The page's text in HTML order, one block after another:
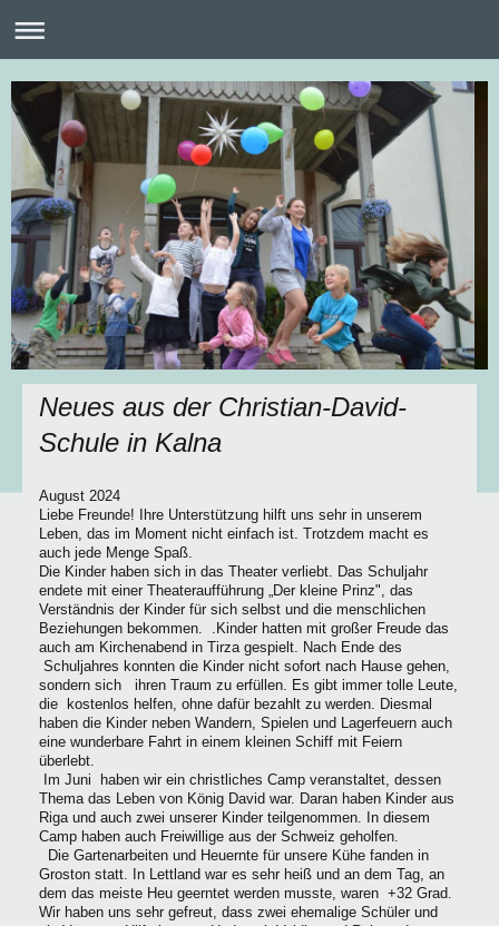
Neues aus der Christian-David-
Schule in Kalna
August 2024
Liebe Freunde! Ihre Unterstützung hilft uns sehr in unserem
Leben, das im Moment nicht einfach ist. Trotzdem macht es
auch jede Menge Spaß.
Die Kinder haben sich in das Theater verliebt. Das Schuljahr
endete mit einer Theateraufführung „Der kleine Prinz", das
Verständnis der Kinder für sich selbst und die menschlichen
Beziehungen bekommen. .Kinder hatten mit großer Freude das
auch am Kirchenabend in Tirza gespielt. Nach Ende des
Schuljahres konnten die Kinder nicht sofort nach Hause gehen,
sondern sich ihren Traum zu erfüllen. Es gibt immer tolle Leute,
die kostenlos helfen, ohne dafür bezahlt zu werden. Diesmal
haben die Kinder neben Wandern, Spielen und Lagerfeuern auch
eine wunderbare Fahrt in einem kleinen Schiff mit Feiern
überlebt.
Im Juni haben wir ein christliches Camp veranstaltet, dessen
Thema das Leben von König David war. Daran haben Kinder aus
Riga und auch zwei unserer Kinder teilgenommen. In diesem
Camp haben auch Freiwillige aus der Schweiz geholfen.
Die Gartenarbeiten und Heuernte für unsere Kühe fanden in
Groston statt. In Lettland war es sehr heiß und an dem Tag, an
dem das meiste Heu geerntet werden musste, waren +32 Grad.
Wir haben uns sehr gefreut, dass zwei ehemalige Schüler und